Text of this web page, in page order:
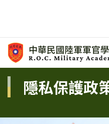
跳到主要內容
:::
:::
隱私保護政